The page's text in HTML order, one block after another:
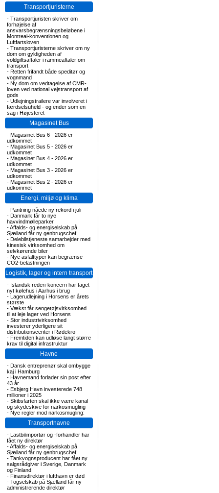
Transportjuristerne
- Transportjuristen skriver om
forhøjelse af
ansvarsbegrænsningsbeløbene i
Montreal-konventionen og
Luftfartsloven
- Transportjuristerne skriver om ny
dom om gyldigheden af
voldgiftsaftaler i rammeaftaler om
transport
- Retten frifandt både speditør og
vognmand
- Ny dom om vedtagelse af CMR-
loven ved national vejstransport af
gods
- Udlejningstrailere var involveret i
færdselsuheld - og ender som en
sag i Højesteret
Magasinet Bus
- Magasinet Bus 6 - 2026 er
udkommet
- Magasinet Bus 5 - 2026 er
udkommet
- Magasinet Bus 4 - 2026 er
udkommet
- Magasinet Bus 3 - 2026 er
udkommet
- Magasinet Bus 2 - 2026 er
udkommet
Energi, miljø og klima
- Pantning nåede ny rekord i juli
- Danmark får to nye
havvindmølleparker
-Affalds- og energiselskab på
Sjælland får ny genbrugschef
- Delebilstjeneste samarbejder med
kinesisk virksomhed om
selvkørende biler
- Nye asfalttyper kan begrænse
CO2-belastningen
Logistik, lager og intern transport
- Islandsk rederi-koncern har taget
nyt kølehus i Aarhus i brug
- Lagerudlejning i Horsens er årets
største
- Vækst får sengetøjsvirksomhed
til at leje lager ved Horsens
- Stor industrivirksomhed
investerer yderligere sit
distributionscenter i Rødekro
- Fremtiden kan udløse langt større
krav til digital infrastruktur
Havne
- Dansk entreprenør skal ombygge
kaj i Hamburg
- Havnemand forlader sin post efter
43 år
- Esbjerg Havn investerede 748
millioner i 2025
- Skibsfarten skal ikke være kanal
og skydeskive for narkosmugling
- Nye regler mod narkosmugling:
Transportnavne
- Lastbilimportør og -forhandler har
fået ny direktør
-Affalds- og energiselskab på
Sjælland får ny genbrugschef
- Tankvognsproducent har fået ny
salgsrådgiver i Sverige, Danmark
og Finland
- Finansdirektør i lufthavn er død
- Togselskab på Sjælland får ny
administrerende direktør